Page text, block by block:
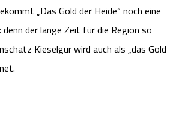
„Das Gold der Heide“ noch eine
der lange Zeit für die Region so
Kieselgur wird auch als „das Gold